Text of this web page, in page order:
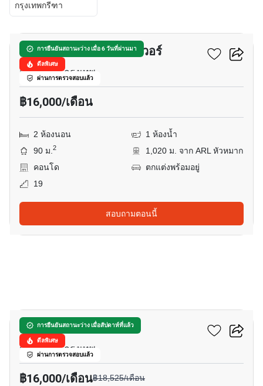
กรุงเทพกรีฑา
การยืนยันสถานะว่าง เมื่อ 6 วันที่ผ่านมา
ดีลพิเศษ
ผ่านการตรวจสอบแล้ว
รีเจ้นท์ ศรีนครินทร์ ทาวเวอร์
สวนหลวง, กรุงเทพ
฿16,000/เดือน
2 ห้องนอน
1 ห้องน้ำ
90 ม.2
1,020 ม. จาก ARL หัวหมาก
คอนโด
ตกแต่งพร้อมอยู่
19
สอบถามตอนนี้
การยืนยันสถานะว่าง เมื่อสัปดาห์ที่แล้ว
ดีลพิเศษ
ผ่านการตรวจสอบแล้ว
พรีเมียร์ เพลส
สวนหลวง, กรุงเทพ
฿16,000/เดือน฿18,525/เดือน